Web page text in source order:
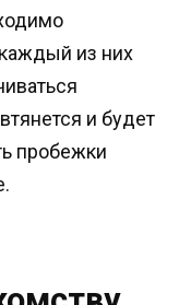
из них
и будет
пробежки